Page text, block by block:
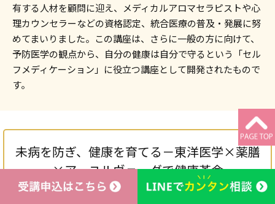
有する人材を顧問に迎え、メディカルアロマセラピストや心
理カウンセラーなどの資格認定、統合医療の普及・発展に努
めてまいりました。この講座は、さらに一般の方に向けて、
予防医学の観点から、自分の健康は自分で守るという「セル
フメディケーション」に役立つ講座として開発されたもので
す。
未病を防ぎ、健康を育てる－東洋医学×薬膳
×アーユルヴェーダで健康革命